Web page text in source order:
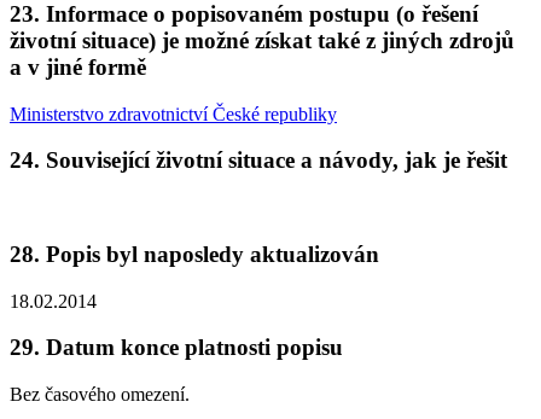
23. Informace o popisovaném postupu (o řešení
životní situace) je možné získat také z jiných zdrojů
a v jiné formě
Ministerstvo zdravotnictví České republiky
24. Související životní situace a návody, jak je řešit
28. Popis byl naposledy aktualizován
18.02.2014
29. Datum konce platnosti popisu
Bez časového omezení.